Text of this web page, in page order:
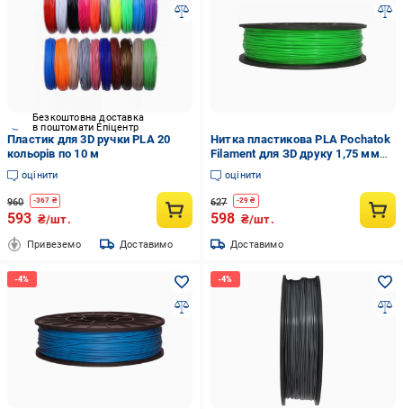
Безкоштовна доставка
в поштомати Епіцентр
Пластик для 3D ручки PLA 20
кольорів по 10 м
оцінити
960 -367 ₴
593 ₴/шт.
Привеземо Доставимо
Нитка пластикова PLA Pochatok
Filament для ЗD друку 1,75 мм
0,75 кг Світло-зелений (13023)
оцінити
627 -29 ₴
598 ₴/шт.
Доставимо